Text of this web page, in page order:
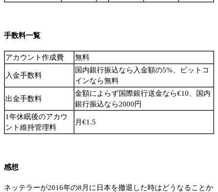
手数料一覧
アカウント作成費 無料
入金手数料
国内銀行振込なら入金額の5%、ビットコ
インなら無料
出金手数料
金額によらず国際銀行送金なら€10、国内
銀行振込なら2000円
1年休眠後のアカウ
ント維持管理料
月€1.5
感想
ネッテラーが2016年の8月に日本を撤退した時はどうなることか